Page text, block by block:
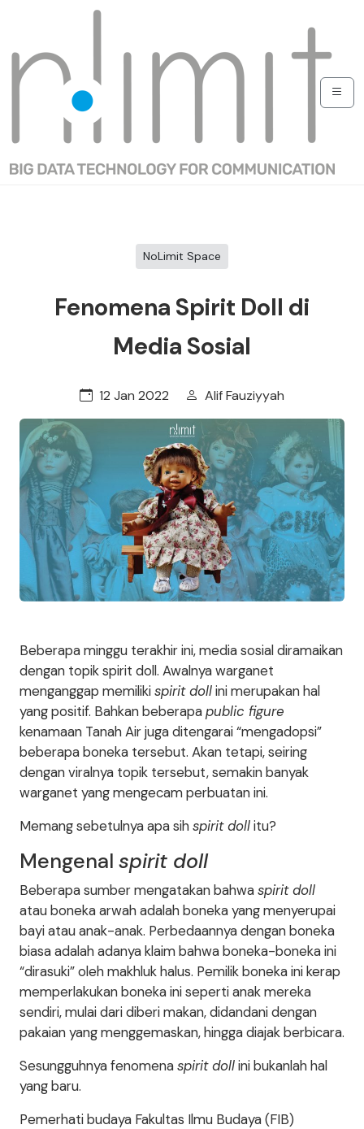
NoLimit Space
Fenomena Spirit Doll di
Media Sosial
12 Jan 2022 Alif Fauziyyah
Beberapa minggu terakhir ini, media sosial diramaikan
dengan topik spirit doll. Awalnya warganet
menganggap memilikispirit dollini merupakan hal
yang positif. Bahkan beberapapublic figure
kenamaan Tanah Air juga ditengarai “mengadopsi”
beberapa boneka tersebut. Akan tetapi, seiring
dengan viralnya topik tersebut, semakin banyak
warganet yang mengecam perbuatan ini.
Memang sebetulnya apa sihspirit dollitu?
Mengenal spirit doll
Beberapa sumber mengatakan bahwaspirit doll
atau boneka arwah adalah boneka yang menyerupai
bayi atau anak-anak. Perbedaannya dengan boneka
biasa adalah adanya klaim bahwa boneka-boneka ini
“dirasuki” oleh makhluk halus. Pemilik boneka ini kerap
memperlakukan boneka ini seperti anak mereka
sendiri, mulai dari diberi makan, didandani dengan
pakaian yang menggemaskan, hingga diajak berbicara.
Sesungguhnya fenomenaspirit dollini bukanlah hal
yang baru.
Pemerhati budaya Fakultas Ilmu Budaya (FIB)